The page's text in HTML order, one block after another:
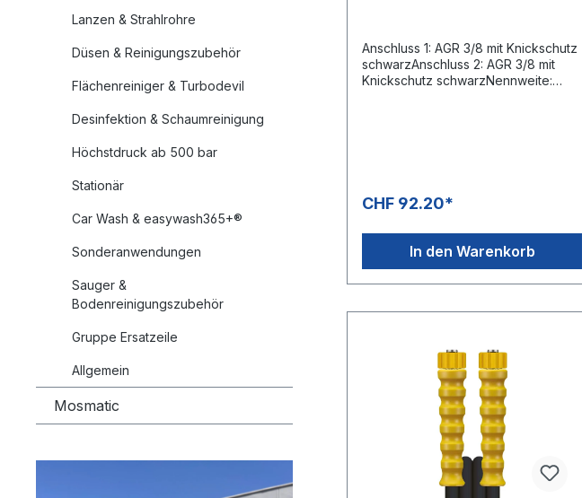
Lanzen & Strahlrohre
Düsen & Reinigungszubehör
Flächenreiniger & Turbodevil
Desinfektion & Schaumreinigung
Höchstdruck ab 500 bar
Stationär
Car Wash & easywash365+®
Sonderanwendungen
Sauger &
Bodenreinigungszubehör
Gruppe Ersatzeile
Allgemein
Mosmatic
Anschluss 1: AGR 3/8 mit Knickschutz
schwarzAnschluss 2: AGR 3/8 mit
Knickschutz schwarzNennweite:
CHF 92.20*
In den Warenkorb